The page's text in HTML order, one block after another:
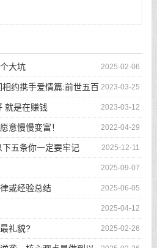
2025-02-06
大坑
2023-03-25
约携手爱情篇:前世五百
2023-03-12
就是在赚钱
2022-04-29
意慢慢变富！
2025-12-11
五条你一定要牢记
2025-09-07
2025-06-05
或经验总结
2025-04-12
2025-02-26
礼貌?